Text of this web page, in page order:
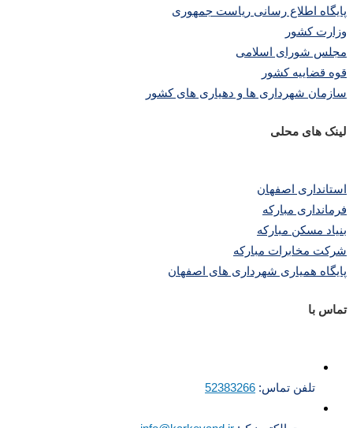
پایگاه اطلاع رسانی ریاست جمهوری
وزارت کشور
مجلس شورای اسلامی
قوه قضاییه کشور
سازمان شهرداری ها و دهیاری های کشور
لینک های محلی
استانداری اصفهان
فرمانداری مبارکه
بنیاد مسکن مبارکه
شرکت مخابرات مبارکه
پایگاه همیاری شهرداری های اصفهان
تماس با
تلفن تماس: 52383266